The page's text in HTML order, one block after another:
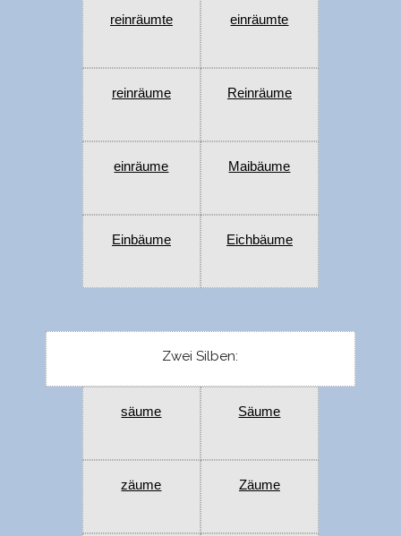
reinräumte einräumte
reinräume Reinräume
einräume Maibäume
Einbäume Eichbäume
Zwei Silben:
säume Säume
zäume Zäume